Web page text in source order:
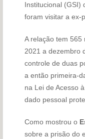
Institucional (GSI)
foram visitar a ex-
A relação tem
2021 a dezembro
controle de duas
a então primeira-
na Lei de Acesso
dado pessoal
Como mostrou o
sobre a prisão do